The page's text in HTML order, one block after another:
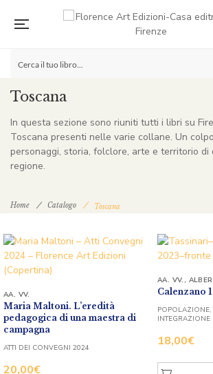
Toscana
In questa sezione sono riuniti tutti i libri su
Toscana presenti nelle varie collane. Un
personaggi, storia, folclore, arte e territorio di
regione.
Home Catalogo Toscana
Maria Maltoni. L’eredità
pedagogica di una maestra di
campagna
20,00€
AA. VV.
ATTI DEI CONVEGNI 2024
Calenzano
18,00€
AA. VV.,
POPOLAZIONE,
INTEGRAZIONE